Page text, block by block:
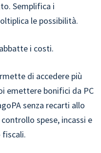
Semplifica i
le possibilità.
i costi.
di accedere più
emettere bonifici da PC
senza recarti allo
spese, incassi e